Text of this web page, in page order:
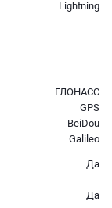
Lightning
ГЛОНАСС
GPS
BeiDou
Galileo
Да
Да